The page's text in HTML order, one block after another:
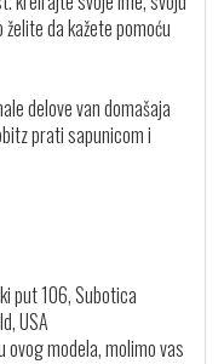
da kažete pomoću
delove van domašaja
prati sapunicom i
put 106, Subotica
USA
ovog modela, molimo vas